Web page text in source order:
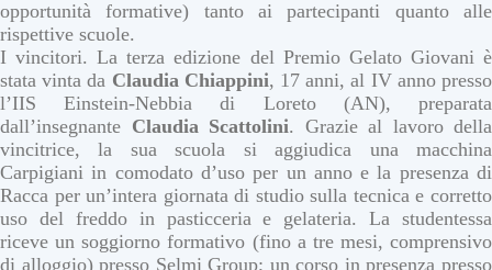
opportunità formative) tanto ai partecipanti quanto alle
rispettive scuole.
I vincitori. La terza edizione del Premio Gelato Giovani è
stata vinta da Claudia Chiappini, 17 anni, al IV anno presso
l’IIS Einstein-Nebbia di Loreto (AN), preparata
dall’insegnante Claudia Scattolini. Grazie al lavoro della
vincitrice, la sua scuola si aggiudica una macchina
Carpigiani in comodato d’uso per un anno e la presenza di
Racca per un’intera giornata di studio sulla tecnica e corretto
uso del freddo in pasticceria e gelateria. La studentessa
riceve un soggiorno formativo (fino a tre mesi, comprensivo
di alloggio) presso Selmi Group; un corso in presenza presso